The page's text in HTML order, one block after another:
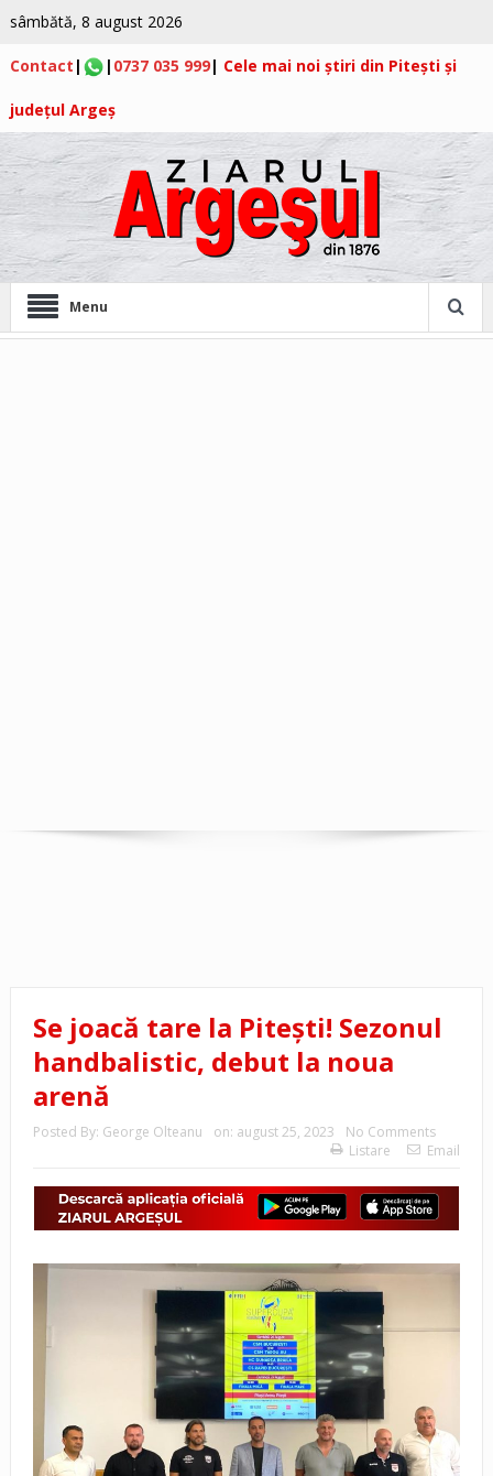
sâmbătă, 8 august 2026
Contact | | 0737 035 999| Cele mai noi știri din Pitești și
județul Argeș
Menu
Se joacă tare la Piteşti! Sezonul
handbalistic, debut la noua
arenă
Posted By: George Olteanu on: august 25, 2023
No Comments
Listare
Email